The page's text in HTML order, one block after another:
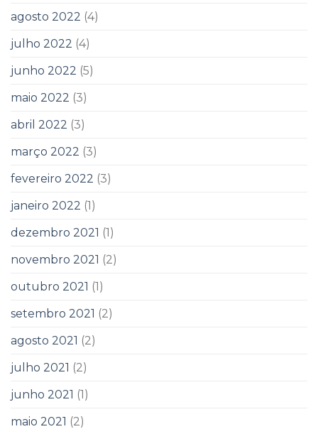
agosto 2022 (4)
julho 2022 (4)
junho 2022 (5)
maio 2022 (3)
abril 2022 (3)
março 2022 (3)
fevereiro 2022 (3)
janeiro 2022 (1)
dezembro 2021 (1)
novembro 2021 (2)
outubro 2021 (1)
setembro 2021 (2)
agosto 2021 (2)
julho 2021 (2)
junho 2021 (1)
maio 2021 (2)